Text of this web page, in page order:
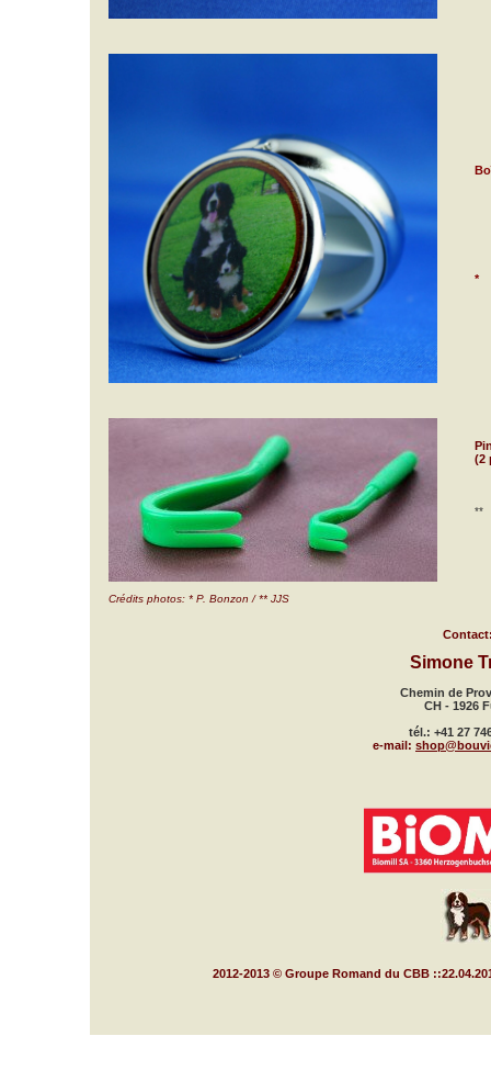
*
(2
**
Crédits photos: * P. Bonzon / ** JJS
Simone
Chemin de
CH - 1926
tél.: +41 27
e-mail:
2012-2013 © Groupe Romand du CBB